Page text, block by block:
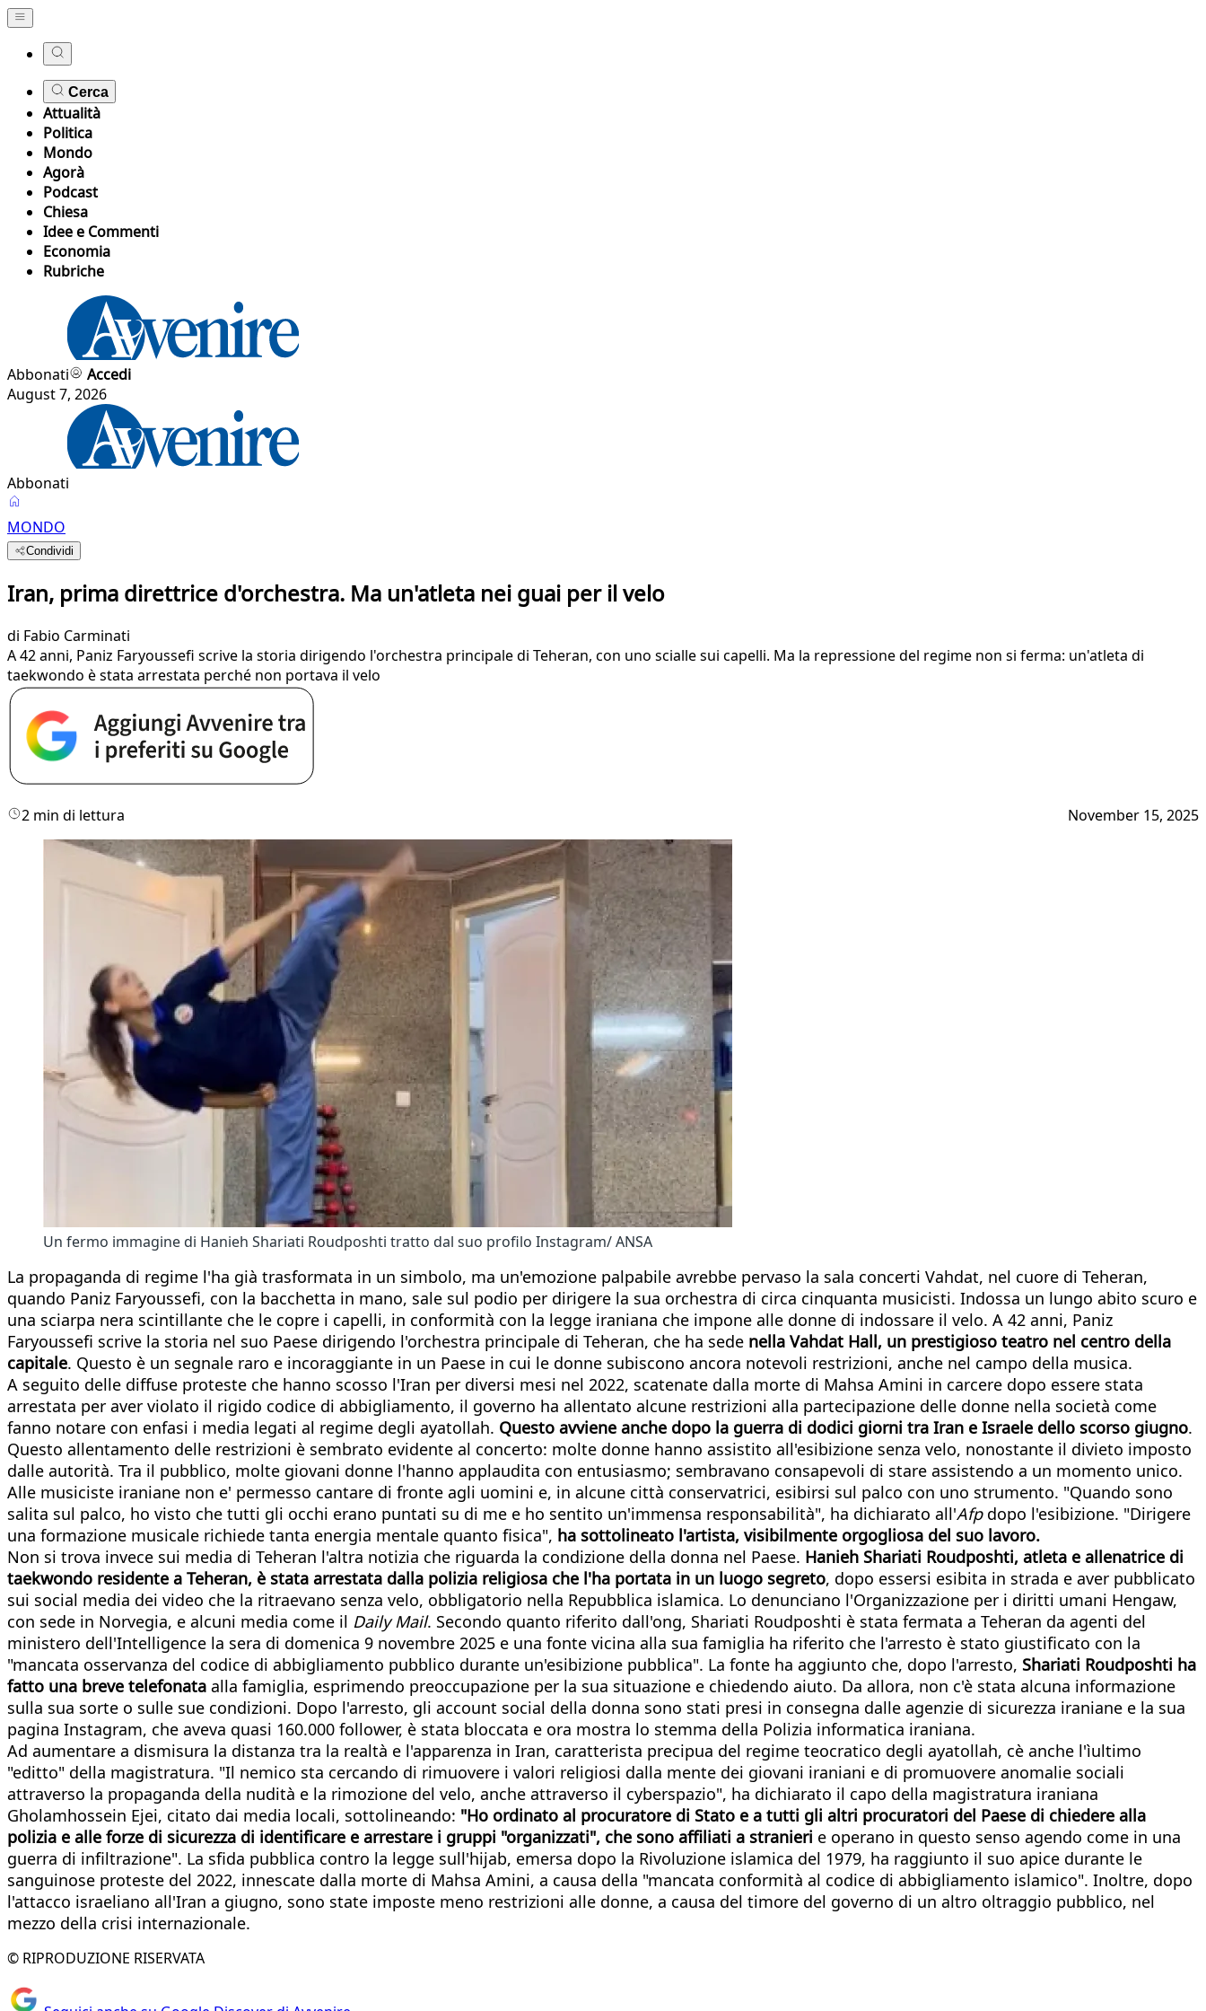
Cerca
Attualità
Politica
Mondo
Agorà
Podcast
Chiesa
Idee e Commenti
Economia
Rubriche
Abbonati
Accedi
August 7, 2026
Abbonati
MONDO
Condividi
Iran, prima direttrice d'orchestra. Ma un'atleta nei guai per il velo
di Fabio Carminati
A 42 anni, Paniz Faryoussefi scrive la storia dirigendo l'orchestra principale di Teheran, con uno scialle sui capelli. Ma la repressione del regime non si ferma: un'atleta di
taekwondo è stata arrestata perché non portava il velo
2 min di lettura November 15, 2025
Un fermo immagine di Hanieh Shariati Roudposhti tratto dal suo profilo Instagram/ ANSA
La propaganda di regime l'ha già trasformata in un simbolo, ma un'emozione palpabile avrebbe pervaso la sala concerti Vahdat, nel cuore di Teheran,
quando Paniz Faryoussefi, con la bacchetta in mano, sale sul podio per dirigere la sua orchestra di circa cinquanta musicisti. Indossa un lungo abito scuro e
una sciarpa nera scintillante che le copre i capelli, in conformità con la legge iraniana che impone alle donne di indossare il velo. A 42 anni, Paniz
Faryoussefi scrive la storia nel suo Paese dirigendo l'orchestra principale di Teheran, che ha sede nella Vahdat Hall, un prestigioso teatro nel centro della
capitale. Questo è un segnale raro e incoraggiante in un Paese in cui le donne subiscono ancora notevoli restrizioni, anche nel campo della musica.
A seguito delle diffuse proteste che hanno scosso l'Iran per diversi mesi nel 2022, scatenate dalla morte di Mahsa Amini in carcere dopo essere stata
arrestata per aver violato il rigido codice di abbigliamento, il governo ha allentato alcune restrizioni alla partecipazione delle donne nella società come
fanno notare con enfasi i media legati al regime degli ayatollah. Questo avviene anche dopo la guerra di dodici giorni tra Iran e Israele dello scorso giugno.
Questo allentamento delle restrizioni è sembrato evidente al concerto: molte donne hanno assistito all'esibizione senza velo, nonostante il divieto imposto
dalle autorità. Tra il pubblico, molte giovani donne l'hanno applaudita con entusiasmo; sembravano consapevoli di stare assistendo a un momento unico.
Alle musiciste iraniane non e' permesso cantare di fronte agli uomini e, in alcune città conservatrici, esibirsi sul palco con uno strumento. "Quando sono
salita sul palco, ho visto che tutti gli occhi erano puntati su di me e ho sentito un'immensa responsabilità", ha dichiarato all'Afpdopo l'esibizione. "Dirigere
una formazione musicale richiede tanta energia mentale quanto fisica", ha sottolineato l'artista, visibilmente orgogliosa del suo lavoro.
Non si trova invece sui media di Teheran l'altra notizia che riguarda la condizione della donna nel Paese. Hanieh Shariati Roudposhti, atleta e allenatrice di
taekwondo residente a Teheran, è stata arrestata dalla polizia religiosa che l'ha portata in un luogo segreto, dopo essersi esibita in strada e aver pubblicato
sui social media dei video che la ritraevano senza velo, obbligatorio nella Repubblica islamica. Lo denunciano l'Organizzazione per i diritti umani Hengaw,
con sede in Norvegia, e alcuni media come il Daily Mail. Secondo quanto riferito dall'ong, Shariati Roudposhti è stata fermata a Teheran da agenti del
ministero dell'Intelligence la sera di domenica 9 novembre 2025 e una fonte vicina alla sua famiglia ha riferito che l'arresto è stato giustificato con la
"mancata osservanza del codice di abbigliamento pubblico durante un'esibizione pubblica". La fonte ha aggiunto che, dopo l'arresto, Shariati Roudposhti ha
fatto una breve telefonata alla famiglia, esprimendo preoccupazione per la sua situazione e chiedendo aiuto. Da allora, non c'è stata alcuna informazione
sulla sua sorte o sulle sue condizioni. Dopo l'arresto, gli account social della donna sono stati presi in consegna dalle agenzie di sicurezza iraniane e la sua
pagina Instagram, che aveva quasi 160.000 follower, è stata bloccata e ora mostra lo stemma della Polizia informatica iraniana.
Ad aumentare a dismisura la distanza tra la realtà e l'apparenza in Iran, caratterista precipua del regime teocratico degli ayatollah, cè anche l'ìultimo
"editto" della magistratura. "Il nemico sta cercando di rimuovere i valori religiosi dalla mente dei giovani iraniani e di promuovere anomalie sociali
attraverso la propaganda della nudità e la rimozione del velo, anche attraverso il cyberspazio", ha dichiarato il capo della magistratura iraniana
Gholamhossein Ejei, citato dai media locali, sottolineando: "Ho ordinato al procuratore di Stato e a tutti gli altri procuratori del Paese di chiedere alla
polizia e alle forze di sicurezza di identificare e arrestare i gruppi "organizzati", che sono affiliati a stranieri e operano in questo senso agendo come in una
guerra di infiltrazione". La sfida pubblica contro la legge sull'hijab, emersa dopo la Rivoluzione islamica del 1979, ha raggiunto il suo apice durante le
sanguinose proteste del 2022, innescate dalla morte di Mahsa Amini, a causa della "mancata conformità al codice di abbigliamento islamico". Inoltre, dopo
l'attacco israeliano all'Iran a giugno, sono state imposte meno restrizioni alle donne, a causa del timore del governo di un altro oltraggio pubblico, nel
mezzo della crisi internazionale.
© RIPRODUZIONE RISERVATA